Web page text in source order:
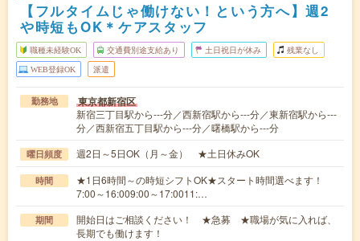
【フルタイムじゃ働けない！という方へ】週2
や時短もOK＊ケアスタッフ
職種未経験OK 交通費別途支給あり 土日祝日が休み 残業なし
WEB登録OK 派遣
勤務地 東京都新宿区
新宿三丁目駅から---分／西新宿駅から---分／東新宿駅から---
分／西新宿五丁目駅から---分／曙橋駅から---分
曜日頻度 週2日～5日OK（月～金） ★土日休みOK
時間
★1日6時間～の時短シフトOK★スタート時間選べます！
7:00～16:009:00～17:0011:…
期間
開始日はご相談ください！ ★急募 ★職場が気に入れば、
長期でも働けます！